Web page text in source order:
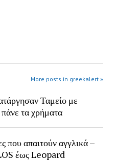
More posts in greekalert »
Ταμείο με
τα χρήματα
απαιτούν αγγλικά –
έως Leopard